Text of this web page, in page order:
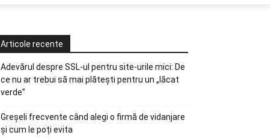
Articole recente
Adevărul despre SSL-ul pentru site-urile mici: De
ce nu ar trebui să mai plătești pentru un „lăcat
verde”
Greșeli frecvente când alegi o firmă de vidanjare
și cum le poți evita